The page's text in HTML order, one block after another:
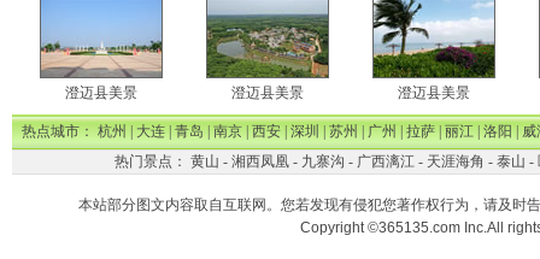
澄迈县美景 澄迈县美景 澄迈县美景
热点城市：杭州|大连|青岛|南京|西安|深圳|苏州|广州|拉萨|丽江|洛阳|威
热门景点： 黄山 - 湘西凤凰- 九寨沟 - 广西漓江- 天涯海角 - 泰山 -
本站部分图文内容取自互联网。您若发现有侵犯您著作权行为，请及时
Copyright ©365135.com Inc.All